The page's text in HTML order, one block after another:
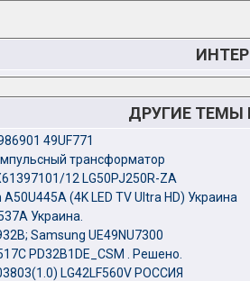
ДРУГИЕ ТЕМЫ
49UF771
трансформатор
12 LG50PJ250R-ZA
(4K LED TV Ultra HD) Украина
Украина.
Samsung UE49NU7300
PD32B1DE_CSM . Решено.
LG42LF560V РОССИЯ